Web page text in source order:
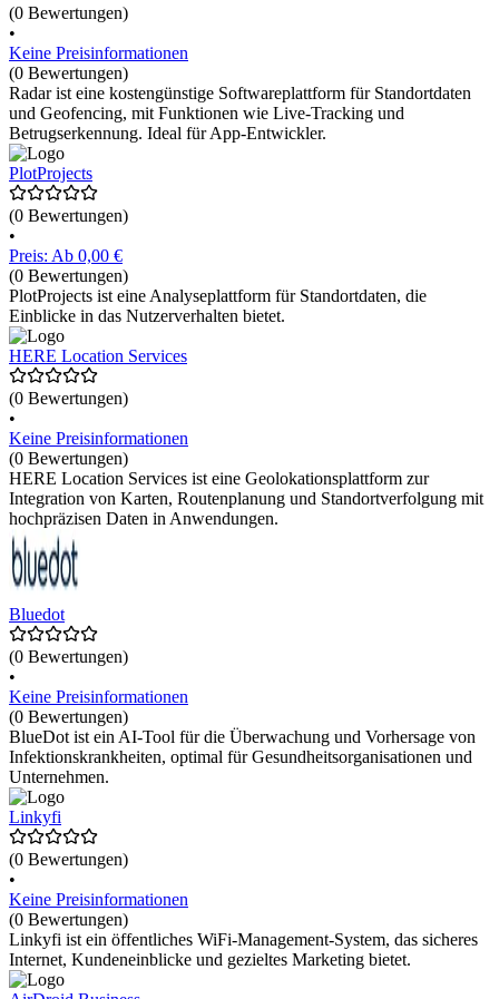
(0 Bewertungen)
•
Keine Preisinformationen
(0 Bewertungen)
Radar ist eine kostengünstige Softwareplattform für Standortdaten
und Geofencing, mit Funktionen wie Live-Tracking und
Betrugserkennung. Ideal für App-Entwickler.
PlotProjects
(0 Bewertungen)
•
Preis: Ab 0,00 €
(0 Bewertungen)
PlotProjects ist eine Analyseplattform für Standortdaten, die
Einblicke in das Nutzerverhalten bietet.
HERE Location Services
(0 Bewertungen)
•
Keine Preisinformationen
(0 Bewertungen)
HERE Location Services ist eine Geolokationsplattform zur
Integration von Karten, Routenplanung und Standortverfolgung mit
hochpräzisen Daten in Anwendungen.
Bluedot
(0 Bewertungen)
•
Keine Preisinformationen
(0 Bewertungen)
BlueDot ist ein AI-Tool für die Überwachung und Vorhersage von
Infektionskrankheiten, optimal für Gesundheitsorganisationen und
Unternehmen.
Linkyfi
(0 Bewertungen)
•
Keine Preisinformationen
(0 Bewertungen)
Linkyfi ist ein öffentliches WiFi-Management-System, das sicheres
Internet, Kundeneinblicke und gezieltes Marketing bietet.